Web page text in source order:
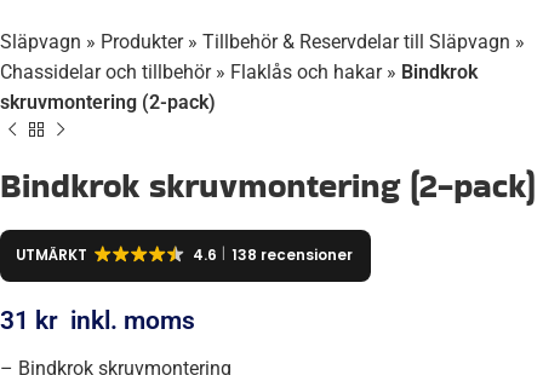
Släpvagn » Produkter» Tillbehör & Reservdelar till Släpvagn »
Chassidelar och tillbehör» Flaklås och hakar» Bindkrok
skruvmontering (2-pack)
Bindkrok skruvmontering (2-pack)
UTMÄRKT 4.6 138 recensioner
31 kr inkl. moms
– Bindkrok skruvmontering